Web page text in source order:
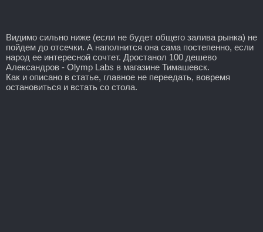
Видимо сильно ниже (если не будет общего залива рынка) не
пойдем до отсечки. А наполнится она сама постепенно, если
народ ее интересной сочтет. Дростанол 100 дешево
Александров - Olymp Labs в магазине Тимашевск.
Как и описано в статье, главное не переедать, вовремя
остановиться и встать со стола.